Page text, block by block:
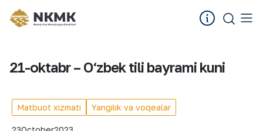
21-oktabr – O‘zbek tili bayrami kuni
Matbuot xizmati Yangilik va voqealar